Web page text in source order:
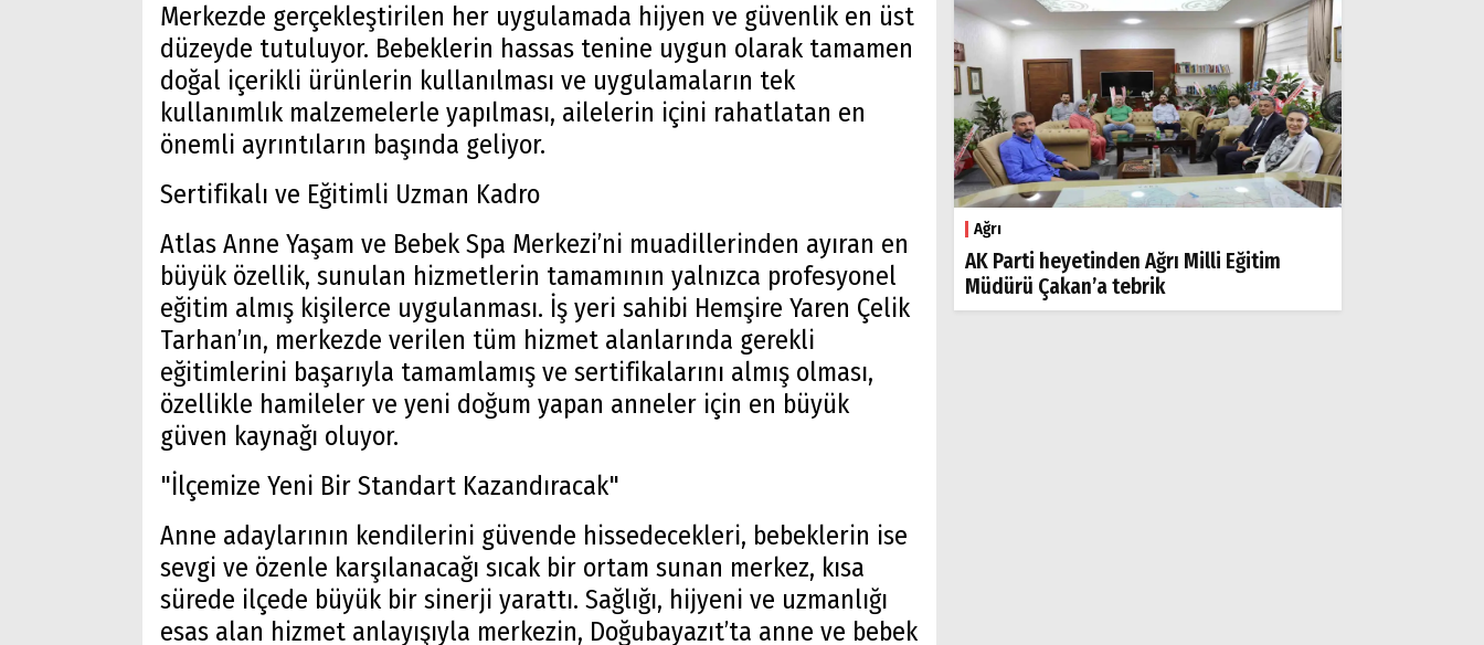
Merkezde gerçekleştirilen her uygulamada hijyen ve güvenlik en üst
düzeyde tutuluyor. Bebeklerin hassas tenine uygun olarak tamamen
doğal içerikli ürünlerin kullanılması ve uygulamaların tek
kullanımlık malzemelerle yapılması, ailelerin içini rahatlatan en
önemli ayrıntıların başında geliyor.
Sertifikalı ve Eğitimli Uzman Kadro
Atlas Anne Yaşam ve Bebek Spa Merkezi’ni muadillerinden ayıran en
büyük özellik, sunulan hizmetlerin tamamının yalnızca profesyonel
eğitim almış kişilerce uygulanması. İş yeri sahibi Hemşire Yaren Çelik
Tarhan’ın, merkezde verilen tüm hizmet alanlarında gerekli
eğitimlerini başarıyla tamamlamış ve sertifikalarını almış olması,
özellikle hamileler ve yeni doğum yapan anneler için en büyük
güven kaynağı oluyor.
"İlçemize Yeni Bir Standart Kazandıracak"
Anne adaylarının kendilerini güvende hissedecekleri, bebeklerin ise
sevgi ve özenle karşılanacağı sıcak bir ortam sunan merkez, kısa
sürede ilçede büyük bir sinerji yarattı. Sağlığı, hijyeni ve uzmanlığı
esas alan hizmet anlayışıyla merkezin, Doğubayazıt’ta anne ve bebek
Ağrı
AK Parti heyetinden Ağrı Milli Eğitim
Müdürü Çakan’a tebrik